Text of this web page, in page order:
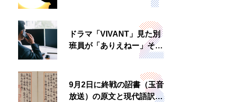
は実在する？内情知る人物
ドラマ「VIVANT」見た別
班員が「ありえねー」その
理由とは 非公然組織ゆえ
9月2日に終戦の詔書（玉音
放送）の原文と現代語訳を